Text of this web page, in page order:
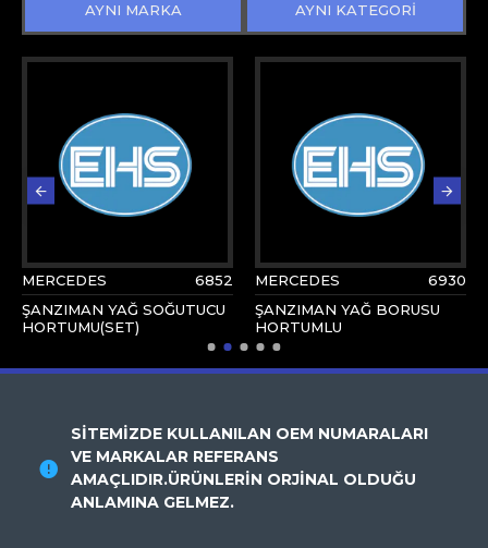
AYNI MARKA AYNI KATEGORİ
MERCEDES
6852
ŞANZIMAN YAĞ SOĞUTUCU
HORTUMU(SET)
MERCEDES
6930
ŞANZIMAN YAĞ BORUSU
HORTUMLU
SİTEMİZDE KULLANILAN OEM NUMARALARI
VE MARKALAR REFERANS
AMAÇLIDIR.ÜRÜNLERİN ORJİNAL OLDUĞU
ANLAMINA GELMEZ.